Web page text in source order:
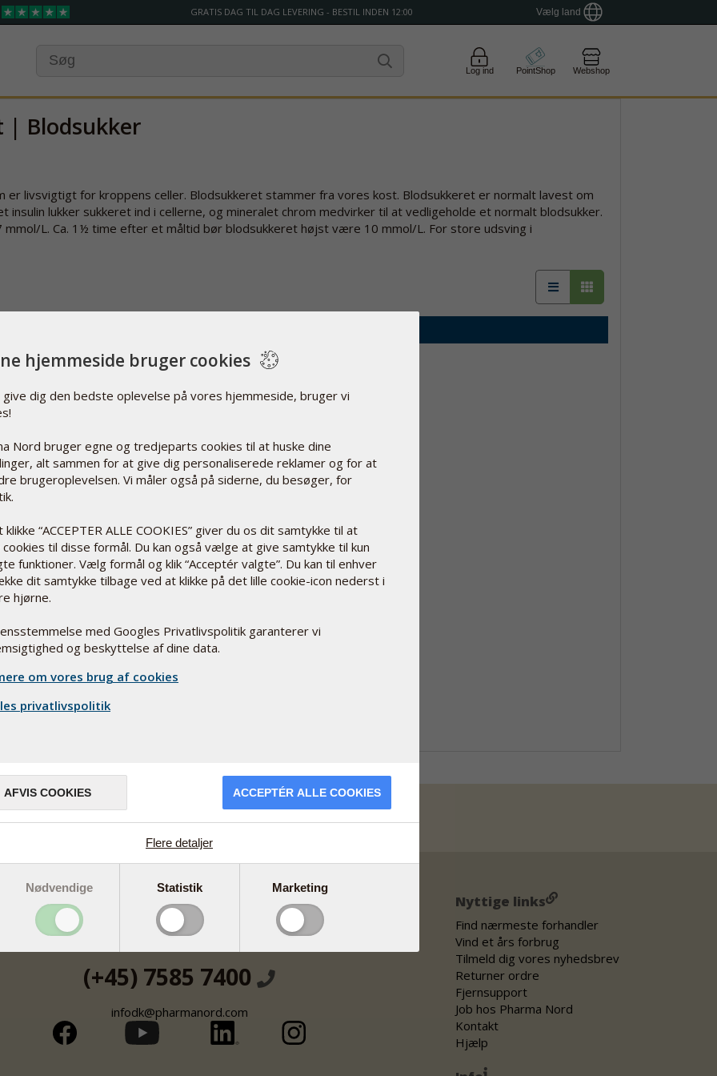
GRATIS DAG TIL DAG LEVERING - BESTIL INDEN 12:00 Vælg land
Log ind PointShop Webshop
| Blodsukker
er livsvigtigt for kroppens celler. Blodsukkeret stammer fra vores kost. Blodsukkeret er normalt lavest om
lukker sukkeret ind i cellerne, og mineralet chrom medvirker til at vedligeholde et normalt blodsukker.
L. Ca. 1½ time efter et måltid bør blodsukkeret højst være 10 mmol/L. For store udsving i
vitaminer og
blandt andet de
mineralforbindelser
og
jern.
information
Åbningstider
Mandag - Torsdag: 8.00 - 17.00
Fredag: 8.00 - 16.00
(+45) 7585 7400
infodk@pharmanord.com
Nyttige links
Find nærmeste forhandler
Vind et års forbrug
Tilmeld dig vores nyhedsbrev
Returner ordre
Fjernsupport
Job hos Pharma Nord
Kontakt
Hjælp
hjemmeside bruger cookies
give dig den bedste oplevelse på vores hjemmeside, bruger vi
Nord bruger egne og tredjeparts cookies til at huske dine
alt sammen for at give dig personaliserede reklamer og for at
brugeroplevelsen. Vi måler også på siderne, du besøger, for
klikke “ACCEPTER ALLE COOKIES” giver du os dit samtykke til at
til disse formål. Du kan også vælge at give samtykke til kun
funktioner. Vælg formål og klik “Acceptér valgte”. Du kan til enhver
dit samtykke tilbage ved at klikke på det lille cookie-icon nederst i
hjørne.
med Googles Privatlivspolitik garanterer vi
og beskyttelse af dine data.
om vores brug af cookies
privatlivspolitik
AFVIS COOKIES ACCEPTÉR ALLE COOKIES
Flere detaljer
Nødvendige Statistik Marketing